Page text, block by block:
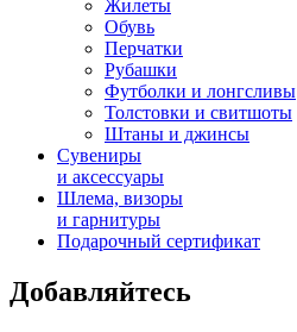
Жилеты
Обувь
Перчатки
Рубашки
Футболки и лонгсливы
Толстовки и свитшоты
Штаны и джинсы
Сувениры
и аксессуары
Шлема, визоры
и гарнитуры
Подарочный сертификат
Добавляйтесь